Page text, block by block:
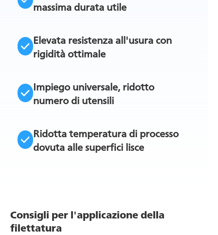
massima durata utile
Elevata resistenza all'usura con
rigidità ottimale
Impiego universale, ridotto
numero di utensili
Ridotta temperatura di processo
dovuta alle superfici lisce
Consigli per l'applicazione della
filettatura